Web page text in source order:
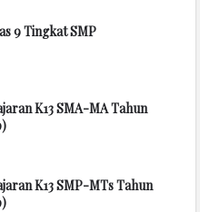
9 Tingkat SMP
K13 SMA-MA Tahun
K13 SMP-MTs Tahun